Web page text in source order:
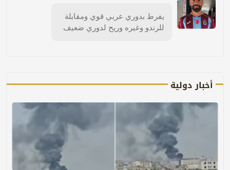
يفرط بدوري عربي قوي ومقابلة
للرندو وغيره وريح لدوري ضعيف
أخبار دولية